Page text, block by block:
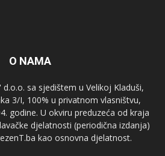
O NAMA
sa sjedištem u Velikoj Kladuši,
3/I, 100% u privatnom vlasništvu,
godine. U okviru preduzeća od kraja
djelatnosti (periodična izdanja)
kao osnovna djelatnost.